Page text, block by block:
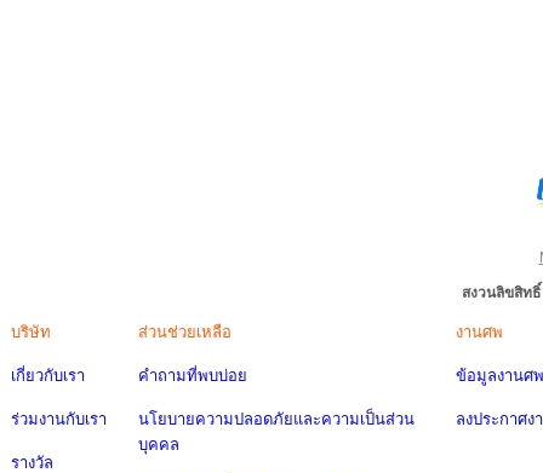
สงวนลิขสิท
บริษัท
เกี่ยวกับเรา
ร่วมงานกับเรา
รางวัล
ส่วนช่วยเหลือ
คำถามที่พบบ่อย
นโยบายความปลอดภัยและความเป็นส่วน
บุคคล
งานศพ
ข้อมูลงานศพ
ลงประกาศง